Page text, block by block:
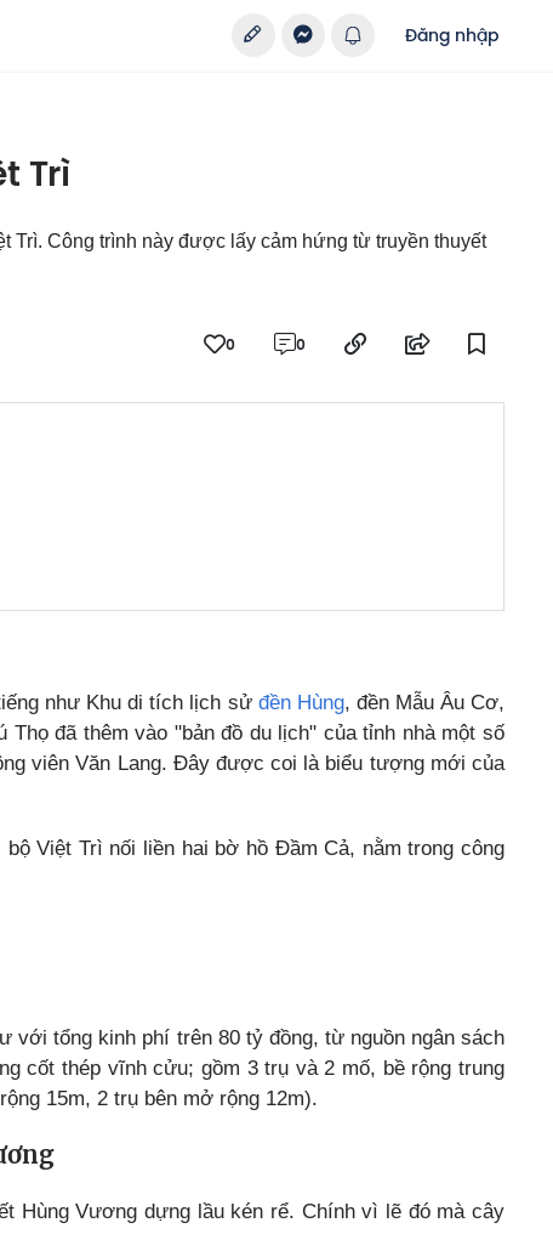
Đăng nhập
Trì
Trì. Công trình này được lấy cảm hứng từ truyền thuyết
0 0
như Khu di tích lịch sử đền Hùng, đền Mẫu Âu Cơ,
Thọ đã thêm vào "bản đồ du lịch" của tỉnh nhà một số
viên Văn Lang. Đây được coi là biểu tượng mới của
Việt Trì nối liền hai bờ hồ Đầm Cả, nằm trong công
với tổng kinh phí trên 80 tỷ đồng, từ nguồn ngân sách
cốt thép vĩnh cửu; gồm 3 trụ và 2 mố, bề rộng trung
15m, 2 trụ bên mở rộng 12m).
Hùng Vương dựng lầu kén rể. Chính vì lẽ đó mà cây